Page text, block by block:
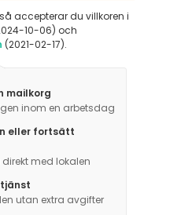
accepterar du villkoren i
10-06) och
(2021-02-17).
mailkorg
inom en arbetsdag
eller fortsätt
med lokalen
utan extra avgifter